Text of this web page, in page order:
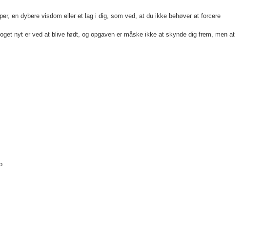
en dybere visdom eller et lag i dig, som ved, at du ikke behøver at forcere
nyt er ved at blive født, og opgaven er måske ikke at skynde dig frem, men at